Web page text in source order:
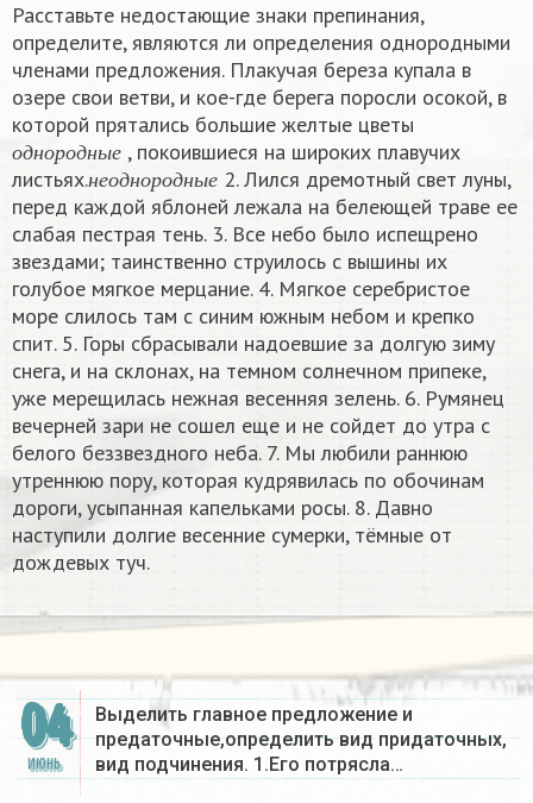
Расставьте недостающие знаки препинания,
определите, являются ли определения однородными
членами предложения. Плакучая береза купала в
озере свои ветви, и кое-где берега поросли осокой, в
которой прятались большие желтые цветы
о д н о р о д н ые
од нородные, покоившиеся на широких плавучих
листьях.н е о д н о р о д н ые
неод нородные2. Лился дремотный свет луны,
перед каждой яблоней лежала на белеющей траве ее
слабая пестрая тень. 3. Все небо было испещрено
звездами; таинственно струилось с вышины их
голубое мягкое мерцание. 4. Мягкое серебристое
море слилось там с синим южным небом и крепко
спит. 5. Горы сбрасывали надоевшие за долгую зиму
снега, и на склонах, на темном солнечном припеке,
уже мерещилась нежная весенняя зелень. 6. Румянец
вечерней зари не сошел еще и не сойдет до утра с
белого беззвездного неба. 7. Мы любили раннюю
утреннюю пору, которая кудрявилась по обочинам
дороги, усыпанная капельками росы. 8. Давно
наступили долгие весенние сумерки, тёмные от
дождевых туч.
04
ИЮНЬ
Выделить главное предложение и
предаточные,определить вид придаточных,
вид подчинения. 1.Его потрясла…